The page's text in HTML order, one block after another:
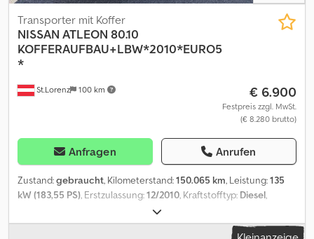
St.Lorenz 100 km
Transporter mit Koffer
NISSAN ATLEON 80.10
KOFFERAUFBAU+LBW*2010*EURO5
*
€ 6.900
Festpreis zzgl. MwSt.
(€ 8.280 brutto)
Anfragen Anrufen
Zustand:gebraucht, Kilometerstand:150.065 km, Leistung:135
kW (183,55 PS), Erstzulassung:12/2010, Kraftstofftyp: Diesel,
, nächste Prüfung (TÜV):
Weiß, Getriebetyp:mechanisch, Emissionsklasse:Euro5, Anzahl